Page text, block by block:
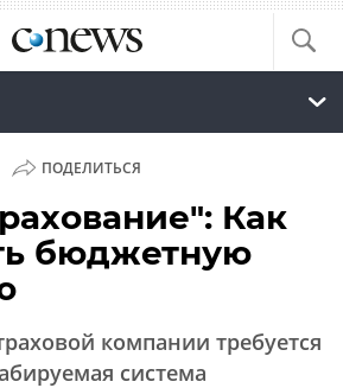
ПОДЕЛИТЬСЯ
Как
бюджетную
компании требуется
система